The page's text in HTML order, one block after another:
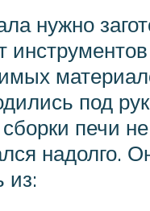
нужно
под
печи не
надолго.
из: